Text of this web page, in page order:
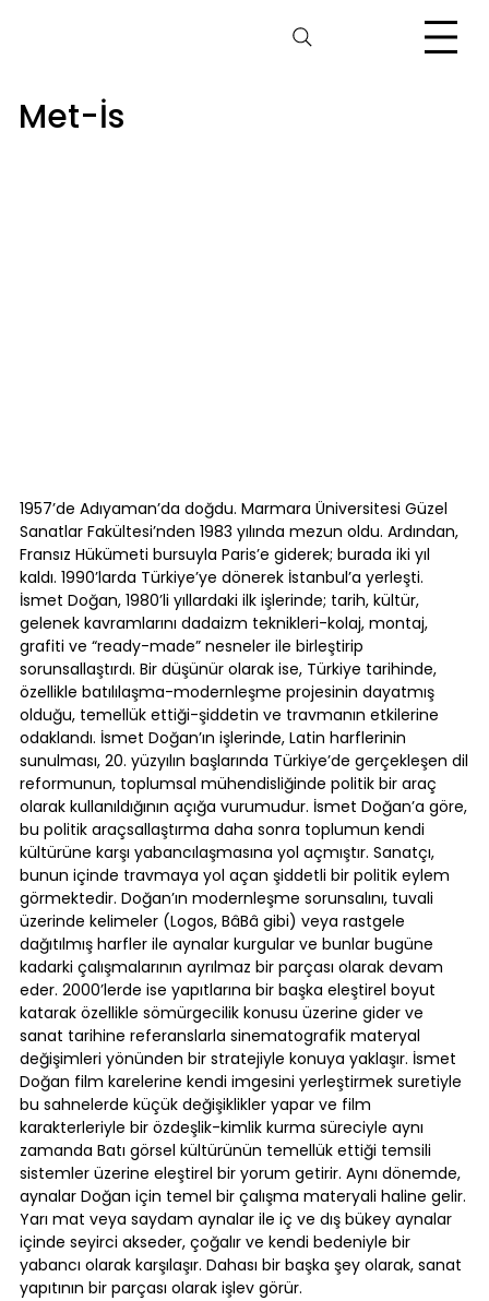
Met-İs
1957’de Adıyaman’da doğdu. Marmara Üniversitesi Güzel
Sanatlar Fakültesi’nden 1983 yılında mezun oldu. Ardından,
Fransız Hükümeti bursuyla Paris’e giderek; burada iki yıl
kaldı. 1990’larda Türkiye’ye dönerek İstanbul’a yerleşti.
İsmet Doğan, 1980’li yıllardaki ilk işlerinde; tarih, kültür,
gelenek kavramlarını dadaizm teknikleri-kolaj, montaj,
grafiti ve “ready-made” nesneler ile birleştirip
sorunsallaştırdı. Bir düşünür olarak ise, Türkiye tarihinde,
özellikle batılılaşma-modernleşme projesinin dayatmış
olduğu, temellük ettiği-şiddetin ve travmanın etkilerine
odaklandı. İsmet Doğan’ın işlerinde, Latin harflerinin
sunulması, 20. yüzyılın başlarında Türkiye’de gerçekleşen dil
reformunun, toplumsal mühendisliğinde politik bir araç
olarak kullanıldığının açığa vurumudur. İsmet Doğan’a göre,
bu politik araçsallaştırma daha sonra toplumun kendi
kültürüne karşı yabancılaşmasına yol açmıştır. Sanatçı,
bunun içinde travmaya yol açan şiddetli bir politik eylem
görmektedir. Doğan’ın modernleşme sorunsalını, tuvali
üzerinde kelimeler (Logos, BâBâ gibi) veya rastgele
dağıtılmış harfler ile aynalar kurgular ve bunlar bugüne
kadarki çalışmalarının ayrılmaz bir parçası olarak devam
eder. 2000’lerde ise yapıtlarına bir başka eleştirel boyut
katarak özellikle sömürgecilik konusu üzerine gider ve
sanat tarihine referanslarla sinematografik materyal
değişimleri yönünden bir stratejiyle konuya yaklaşır. İsmet
Doğan film karelerine kendi imgesini yerleştirmek suretiyle
bu sahnelerde küçük değişiklikler yapar ve film
karakterleriyle bir özdeşlik-kimlik kurma süreciyle aynı
zamanda Batı görsel kültürünün temellük ettiği temsili
sistemler üzerine eleştirel bir yorum getirir. Aynı dönemde,
aynalar Doğan için temel bir çalışma materyali haline gelir.
Yarı mat veya saydam aynalar ile iç ve dış bükey aynalar
içinde seyirci akseder, çoğalır ve kendi bedeniyle bir
yabancı olarak karşılaşır. Dahası bir başka şey olarak, sanat
yapıtının bir parçası olarak işlev görür.